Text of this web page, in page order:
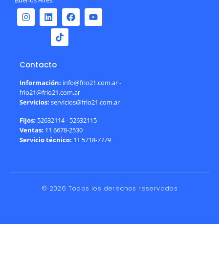
Contacto
Información: info@frio21.com.ar -
frio21@frio21.com.ar
Servicios: servicios@frio21.com.ar
Fijos: 52632114 - 52632115
Ventas: 11 6678-2530
Servicio técnico: 11 5718-7779
© 2026 Todos los derechos reservados